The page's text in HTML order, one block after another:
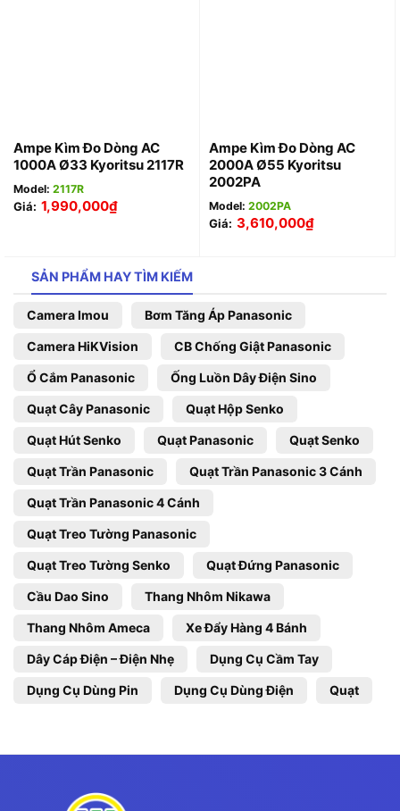
Ampe Kìm Đo Dòng AC
1000A Ø33 Kyoritsu 2117R
Model: 2117R
Giá: 1,990,000₫
Ampe Kìm Đo Dòng AC
2000A Ø55 Kyoritsu
2002PA
Model: 2002PA
Giá: 3,610,000₫
SẢN PHẨM HAY TÌM KIẾM
Camera Imou Bơm Tăng Áp Panasonic
Camera HiKVision CB Chống Giật Panasonic
Ổ Cắm Panasonic Ống Luồn Dây Điện Sino
Quạt Cây Panasonic Quạt Hộp Senko
Quạt Hút Senko Quạt Panasonic Quạt Senko
Quạt Trần Panasonic Quạt Trần Panasonic 3 Cánh
Quạt Trần Panasonic 4 Cánh
Quạt Treo Tường Panasonic
Quạt Treo Tường Senko Quạt Đứng Panasonic
Cầu Dao Sino Thang Nhôm Nikawa
Thang Nhôm Ameca Xe Đẩy Hàng 4 Bánh
Dây Cáp Điện – Điện Nhẹ Dụng Cụ Cầm Tay
Dụng Cụ Dùng Pin Dụng Cụ Dùng Điện Quạt